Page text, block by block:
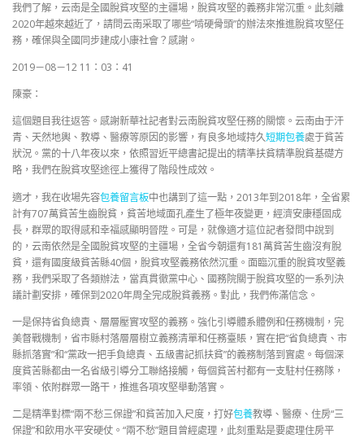
我們了解，云南是全國脫貧攻堅的主疆場，脫貧攻堅的義務非常沉重。此刻離
2020年越來越近了，請問云南采取了哪些“啃硬骨頭”的辦法來推進脫貧攻堅任
務，確保與全國同步建成小康社會？感謝。
2019－08－12 11：03：41
陳豪：
這個題目我往返答。感謝新華社記者對云南脫貧攻堅任務的關懷。云南由于汗
青、天然地輿、教導、醫療等原因的影響，有良多地域持久短期包養處于貧苦
狀況。黨的十八年夜以來，依照習近平總書記提出的精準扶貧精準脫貧基礎方
略，我們在脫貧攻堅途徑上獲得了階段性成效。
適才，我在收場先容包養留言板中也講到了這一點，2013年到2018年，全省累
計有707萬貧苦生齒脫貧，貧苦地域面孔產生了極年夜變更，經濟安康穩固成
長，群眾的取得感和幸福感顯明晉陞。可是，就像適才這位記者發問中說到
的，云南依然是全國脫貧攻堅的主疆場，全省今朝還有181萬貧苦生齒沒有脫
貧，還有國度級貧苦縣40個，脫貧攻堅義務依然沉重。面臨沉重的脫貧攻堅義
務，我們采取了各類辦法，當真貫徹黨中心、國務院關于脫貧攻堅的一系列決
議計劃安排，確保到2020年周全完成脫貧義務。對此，我們佈滿信念。
一是保持省負總責、層層壓實攻堅的義務。強化引導體系體例和任務機制，完
美督戰機制，省市縣村落層層樹立義務清單和任務臺賬，實在把“省負總責、市
縣抓落實”和“黨政一把手負總責、五級書記抓扶貧”的義務制落到實處。每個深
度貧苦縣都由一名省級引導分工聯絡接觸，每個貧苦村都有一支駐村任務隊，
率領、依附群眾一路干，推進各項攻堅舉動落實。
二是精準對標“兩不愁三保證”和貧苦加入尺度，打好包養教導、醫療、住房“三
保證”和飲用水平安硬仗。“兩不愁”題目曾經處理，此刻重點是要處理住房平